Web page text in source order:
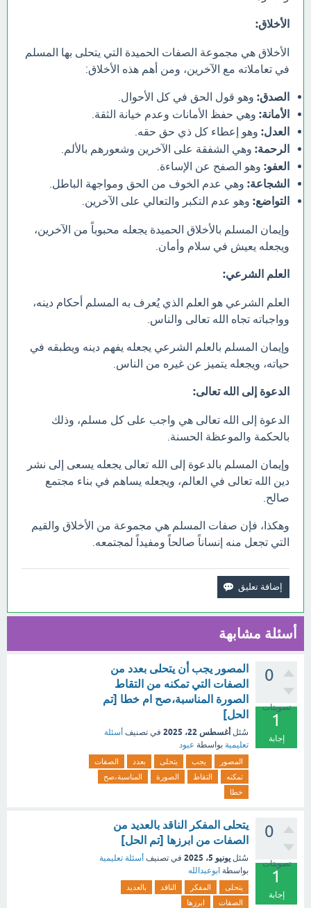
الأخلاق:
الأخلاق هي مجموعة الصفات الحميدة التي يتحلى بها المسلم
في تعاملاته مع الآخرين، ومن أهم هذه الأخلاق:
الصدق: وهو قول الحق في كل الأحوال.
الأمانة: وهي حفظ الأمانات وعدم خيانة الثقة.
العدل: وهو إعطاء كل ذي حق حقه.
الرحمة: وهي الشفقة على الآخرين وشعورهم بالألم.
العفو: وهو الصفح عن الإساءة.
الشجاعة: وهي عدم الخوف من الحق ومواجهة الباطل.
التواضع: وهو عدم التكبر والتعالي على الآخرين.
وإيمان المسلم بالأخلاق الحميدة يجعله محبوباً من الآخرين،
ويجعله يعيش في سلام وأمان.
العلم الشرعي:
العلم الشرعي هو العلم الذي يُعرف به المسلم أحكام دينه،
وواجباته تجاه الله تعالى والناس.
وإيمان المسلم بالعلم الشرعي يجعله يفهم دينه ويطبقه في
حياته، ويجعله يتميز عن غيره من الناس.
الدعوة إلى الله تعالى:
الدعوة إلى الله تعالى هي واجب على كل مسلم، وذلك
بالحكمة والموعظة الحسنة.
وإيمان المسلم بالدعوة إلى الله تعالى يجعله يسعى إلى نشر
دين الله تعالى في العالم، ويجعله يساهم في بناء مجتمع
صالح.
وهكذا، فإن صفات المسلم هي مجموعة من الأخلاق والقيم
التي تجعل منه إنساناً صالحاً ومفيداً لمجتمعه.
أسئلة مشابهة
0
تصويتات
1
إجابة
المصور يجب أن يتحلى بعدد من
الصفات التي تمكنه من التقاط
الصورة المناسبة،صح ام خطا [تم
الحل]
سُئل أغسطس 22، 2025 في تصنيف أسئلة
تعليمية بواسطة عبود
المصور يجب يتحلى بعدد
الصفات
تمكنه
التقاط الصورة
المناسبة،صح
خطا
0
تصويتات
1
إجابة
يتحلى المفكر الناقد بالعديد من
الصفات من ابرزها [تم الحل]
سُئل يونيو 5، 2025 في تصنيف أسئلة تعليمية
بواسطة ابوعبدالله
يتحلى المفكر الناقد
بالعديد
الصفات
ابرزها